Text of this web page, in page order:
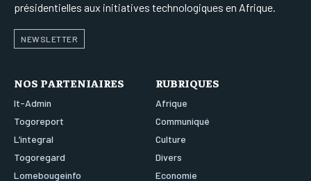
présidentielles aux initiatives technologiques en Afrique.
NEWSLETTER
NOS PARTENIAIRES
It-Admin
Togoreport
L’integral
Togoregard
Lomebougeinfo
RUBRIQUES
Afrique
Communiqué
Culture
Divers
Economie